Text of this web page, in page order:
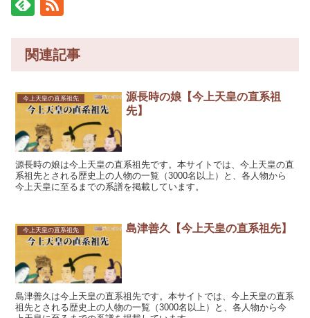
関連記事
今上天皇の直系祖先
源長時の娘【今上天皇の直系祖
先】
源長時の娘は今上天皇の直系祖先です。本サイトでは、今上天皇の直
系祖先とされる歴史上の人物の一覧（3000名以上）と、各人物から
今上天皇に至るまでの系譜を掲載しています。
今上天皇の直系祖先 島津善久【今上天皇の直系祖先】
島津善久は今上天皇の直系祖先です。本サイトでは、今上天皇の直系
祖先とされる歴史上の人物の一覧（3000名以上）と、各人物から今